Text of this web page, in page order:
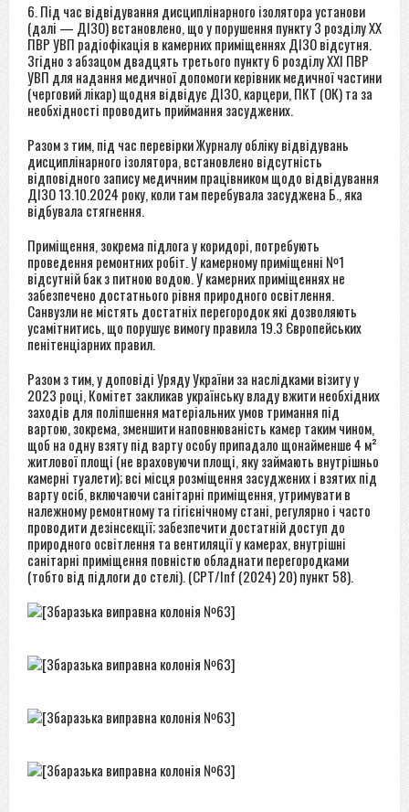
6. Під час відвідування дисциплінарного ізолятора установи
(далі — ДІЗО) встановлено, що у порушення пункту 3 розділу ХХ
ПВР УВП радіофікація в камерних приміщеннях ДІЗО відсутня.
Згідно з абзацом двадцять третього пункту 6 розділу ХХІ ПВР
УВП для надання медичної допомоги керівник медичної частини
(черговий лікар) щодня відвідує ДІЗО, карцери, ПКТ (ОК) та за
необхідності проводить приймання засуджених.
Разом з тим, під час перевірки Журналу обліку відвідувань
дисциплінарного ізолятора, встановлено відсутність
відповідного запису медичним працівником щодо відвідування
ДІЗО 13.10.2024 року, коли там перебувала засуджена Б., яка
відбувала стягнення.
Приміщення, зокрема підлога у коридорі, потребують
проведення ремонтних робіт. У камерному приміщенні №1
відсутній бак з питною водою. У камерних приміщеннях не
забезпечено достатнього рівня природного освітлення.
Санвузли не містять достатніх перегородок які дозволяють
усамітнитись, що порушує вимогу правила 19.3 Європейських
пенітенціарних правил.
Разом з тим, у доповіді Уряду України за наслідками візиту у
2023 році, Комітет закликав українську владу вжити необхідних
заходів для поліпшення матеріальних умов тримання під
вартою, зокрема, зменшити наповнюваність камер таким чином,
щоб на одну взяту під варту особу припадало щонайменше 4 м²
житлової площі (не враховуючи площі, яку займають внутрішньо
камерні туалети); всі місця розміщення засуджених і взятих під
варту осіб, включаючи санітарні приміщення, утримувати в
належному ремонтному та гігієнічному стані, регулярно і часто
проводити дезінсекції; забезпечити достатній доступ до
природного освітлення та вентиляції у камерах, внутрішні
санітарні приміщення повністю обладнати перегородками
(тобто від підлоги до стелі). (CPT/Inf (2024) 20) пункт 58).